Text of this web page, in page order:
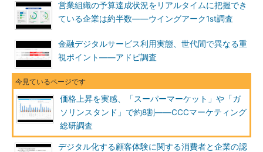
営業組織の予算達成状況をリアルタイムに把握でき
ている企業は約半数――ウイングアーク1st調査
金融デジタルサービス利用実態、世代間で異なる重
視ポイント――アドビ調査
価格上昇を実感、「スーパーマーケット」や「ガ
ソリンスタンド」で約8割――CCCマーケティング
総研調査
デジタル化する顧客体験に関する消費者と企業の認